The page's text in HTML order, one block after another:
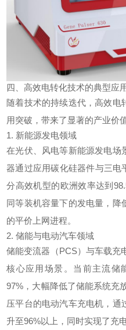
四、高效电转化技术的典型应
随着技术的持续迭代，高效电
用突破，带来了显著的产业价
1. 新能源发电领域
在光伏、风电等新能源发电场
器通过应用碳化硅器件与三电
分高效机型的欧洲效率达到
同等装机容量下的发电量，降
的平价上网进程。
2. 储能与电动汽车领域
储能变流器（PCS）与车载充
核心应用场景。当前主流储
97%，大幅降低了储能系统充
压平台的电动汽车充电机，通
升至96%以上，同时实现了充